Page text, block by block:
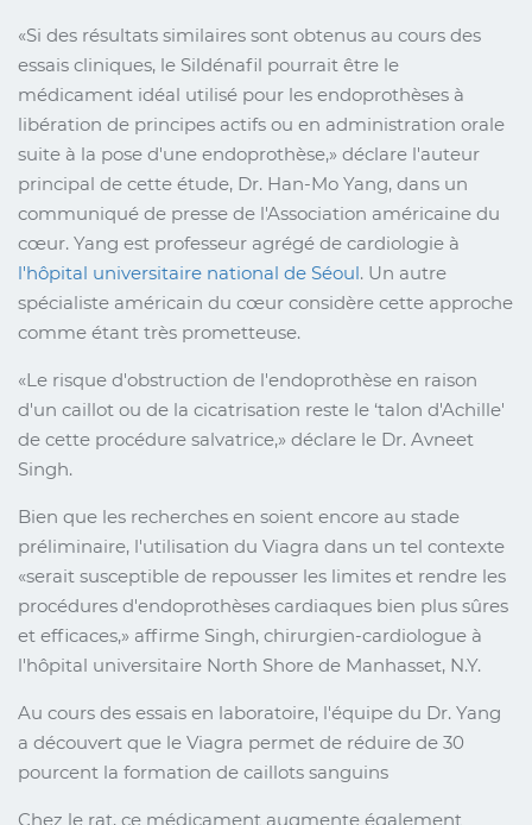
Si des résultats similaires sont obtenus au cours des
essais cliniques, le Sildénafil pourrait être le
médicament idéal utilisé pour les endoprothèses à
libération de principes actifs ou en administration orale
suite à la pose d'une endoprothèse, déclare l'auteur
principal de cette étude, Dr. Han-Mo Yang, dans un
communiqué de presse de l'Association américaine du
cœur. Yang est professeur agrégé de cardiologie à
l'hôpital universitaire national de Séoul. Un autre
spécialiste américain du cœur considère cette approche
comme étant très prometteuse.
Le risque d'obstruction de l'endoprothèse en raison
d'un caillot ou de la cicatrisation reste le ‘talon d'Achille'
de cette procédure salvatrice, déclare le Dr. Avneet
Singh.
Bien que les recherches en soient encore au stade
préliminaire, l'utilisation du Viagra dans un tel contexte
serait susceptible de repousser les limites et rendre les
procédures d'endoprothèses cardiaques bien plus sûres
et efficaces,
affirme Singh, chirurgien-cardiologue à
l'hôpital universitaire North Shore de Manhasset, N.Y.
Au cours des essais en laboratoire, l'équipe du Dr. Yang
a découvert que le Viagra permet de réduire de 30
pourcent la formation de caillots sanguins
Chez le rat, ce médicament augmente également